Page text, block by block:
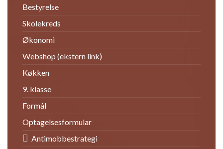
Bestyrelse
Skolekreds
Økonomi
Webshop (ekstern link)
Køkken
9. klasse
Formål
Optagelsesformular
Antimobbestrategi